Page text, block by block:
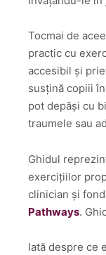
Tocmai de
practic cu
accesibil și
susțină copiii
pot depăși cu
traumele sau
Ghidul
exercițiilor
clinician și
Pathways.
Iată despre ce